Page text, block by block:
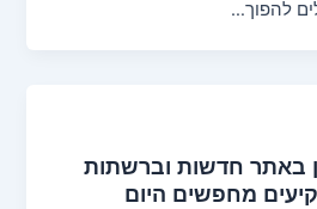
להפוך…
באתר חדשות וברשתות
מחפשים היום